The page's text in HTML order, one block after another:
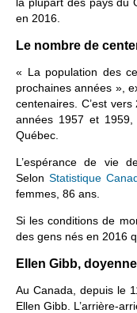
en 2016.
Le nombre de
« La population des
prochaines années »,
centenaires. C’est
années 1957 et
Québec.
L’espérance de vie
Selon Statistique
femmes, 86 ans.
Si les conditions de
des gens nés en 2016
Ellen Gibb,
Au Canada, depuis le
Ellen Gibb. L’arrière-